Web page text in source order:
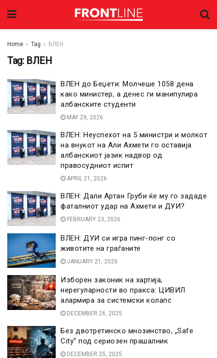
Home Tag ВЛЕН
Tag: ВЛЕН
ВЛЕН до Беџети: Молчеше 1058 дена
како министер, а денес ги манипулира
албанските студенти
MAY 29, 2026
ВЛЕН: Неуспехот на 5 министри и молкот
на внукот на Али Ахмети го оставија
албанскиот јазик надвор од
правосудниот испит
APRIL 21, 2026
ВЛЕН: Дали Артан Груби ќе му го зададе
фаталниот удар на Ахмети и ДУИ?
FEBRUARY 23, 2026
ВЛЕН: ДУИ си игра пинг-понг со
животите на граѓаните
JANUARY 21, 2026
Изборен законик на хартија,
нерегуларности во пракса: ЦИВИЛ
алармира за системски колапс
DECEMBER 26, 2025
Без двотретинско мнозинство, „Safe
City“ под сериозен прашалник
DECEMBER 25, 2025